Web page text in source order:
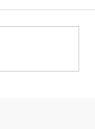
se